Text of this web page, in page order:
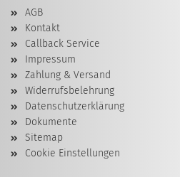
AGB
Kontakt
Callback Service
Impressum
Zahlung & Versand
Widerrufsbelehrung
Datenschutzerklärung
Dokumente
Sitemap
Cookie Einstellungen